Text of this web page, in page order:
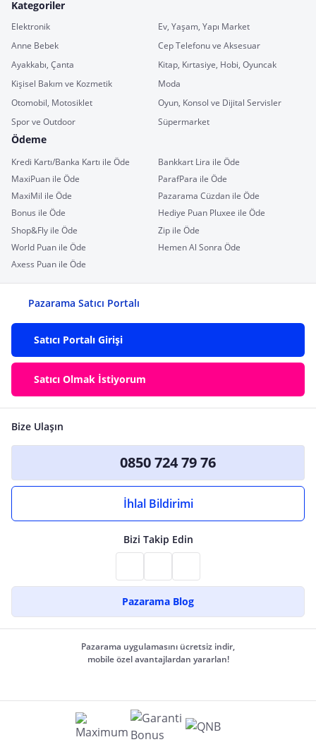
Kategoriler
Elektronik
Ev, Yaşam, Yapı Market
Anne Bebek
Cep Telefonu ve Aksesuar
Ayakkabı, Çanta
Kitap, Kırtasiye, Hobi, Oyuncak
Kişisel Bakım ve Kozmetik
Moda
Otomobil, Motosiklet
Oyun, Konsol ve Dijital Servisler
Spor ve Outdoor
Süpermarket
Ödeme
Kredi Kartı/Banka Kartı ile Öde
Bankkart Lira ile Öde
MaxiPuan ile Öde
ParafPara ile Öde
MaxiMil ile Öde
Pazarama Cüzdan ile Öde
Bonus ile Öde
Hediye Puan Pluxee ile Öde
Shop&Fly ile Öde
Zip ile Öde
World Puan ile Öde
Hemen Al Sonra Öde
Axess Puan ile Öde
Pazarama Satıcı Portalı
Satıcı Portalı Girişi
Satıcı Olmak İstiyorum
Bize Ulaşın
0850 724 79 76
İhlal Bildirimi
Bizi Takip Edin
Pazarama Blog
Pazarama uygulamasını ücretsiz indir,
mobile özel avantajlardan yararlan!